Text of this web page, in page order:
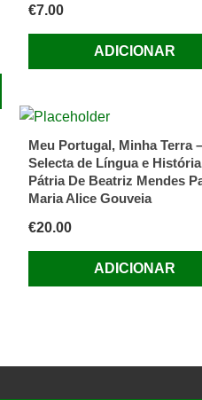
€7.00
ADICIONAR
Meu Portugal, Minha Terra –
Selecta de Língua e História
Pátria De Beatriz Mendes
Maria Alice Gouveia
€20.00
ADICIONAR